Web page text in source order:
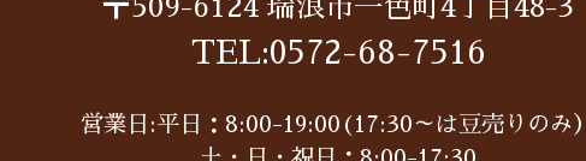
〒509-6124 瑞浪市一色町4丁目48-3
TEL:0572-68-7516
営業日:平日：8:00-19:00(17:30～は豆売りのみ）